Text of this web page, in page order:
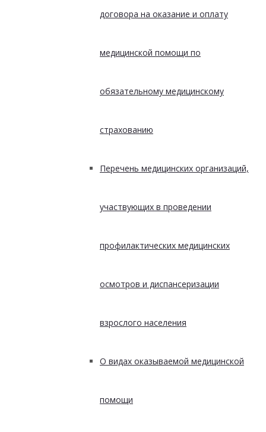
договора на оказание и оплату
медицинской помощи по
обязательному медицинскому
страхованию
Перечень медицинских организаций,
участвующих в проведении
профилактических медицинских
осмотров и диспансеризации
взрослого населения
О видах оказываемой медицинской
помощи